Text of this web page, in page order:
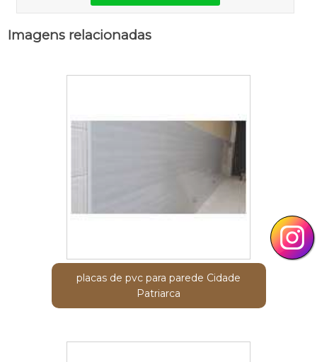
Imagens relacionadas
placas de pvc para parede Cidade
Patriarca